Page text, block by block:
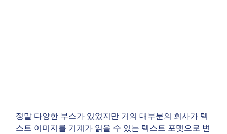
정말 다양한 부스가 있었지만 거의 대부분의 회사가 텍
스트 이미지를 기계가 읽을 수 있는 텍스트 포맷으로 변